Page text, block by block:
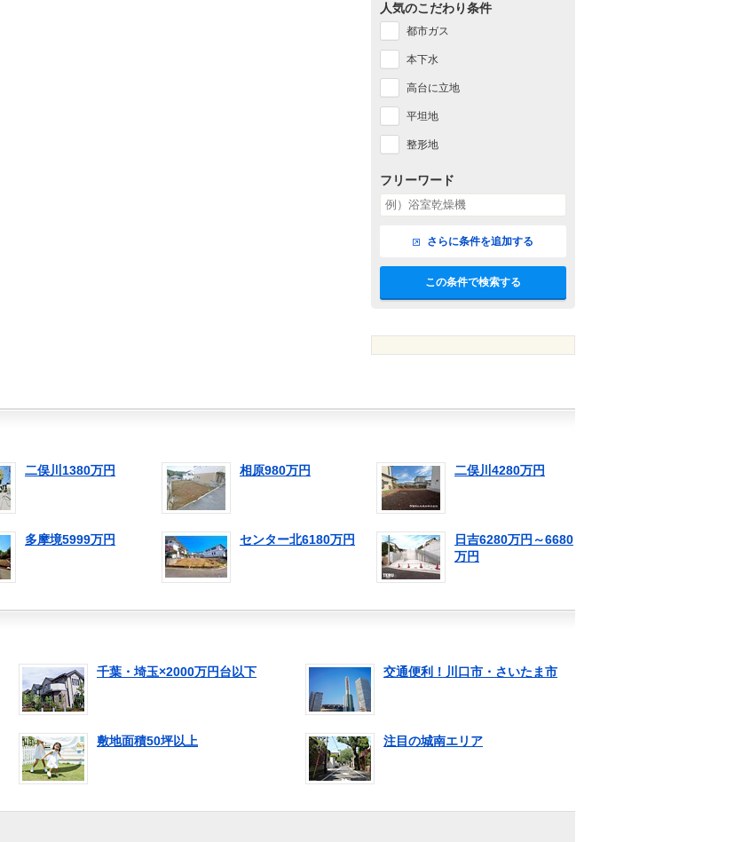
人気のこだわり条件
都市ガス
本下水
高台に立地
平坦地
整形地
フリーワード
さらに条件を追加する
この条件で検索する
二俣川1380万円 相原980万円 二俣川4280万円
多摩境5999万円 センター北6180万円
日吉6280万円～6680
万円
千葉・埼玉×2000万円台以下 交通便利！川口市・さいたま市
敷地面積50坪以上 注目の城南エリア